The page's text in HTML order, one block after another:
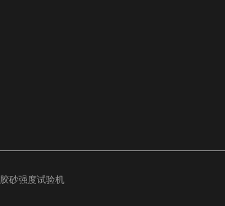
胶砂强度试验机